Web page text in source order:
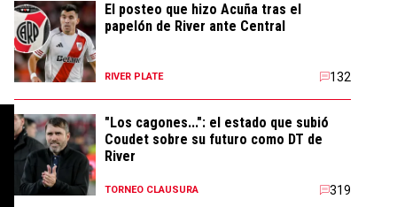
El posteo que hizo Acuña tras el
papelón de River ante Central
RIVER PLATE 132
"Los cagones...": el estado que subió
Coudet sobre su futuro como DT de
River
TORNEO CLAUSURA 319